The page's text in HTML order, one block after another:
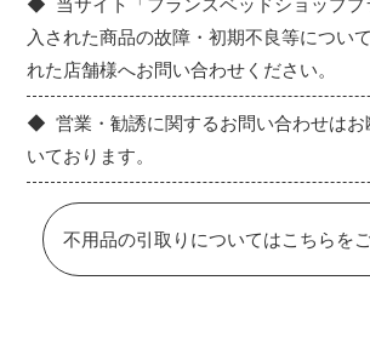
入された商品の故障・初期不良等につい
れた店舗様へお問い合わせください。
営業・勧誘に関するお問い合わせは
いております。
不用品の引取りについてはこちらを